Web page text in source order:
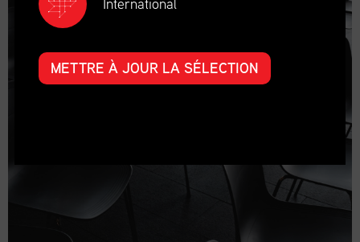
METTRE À JOUR LA SÉLECTION